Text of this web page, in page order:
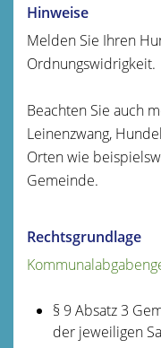
Hinweise
Melden Sie Ihren
Ordnungswidrigkeit.
Beachten Sie auch
Leinenzwang,
Orten wie
Gemeinde.
Rechtsgrundlage
§ 9 Absatz 3
der jeweiligen